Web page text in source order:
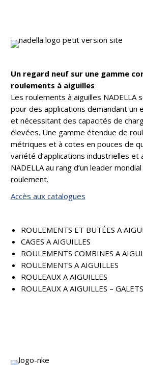
Un regard neuf sur une gamme
roulements à aiguilles
Les roulements à aiguilles NADELLA
pour des applications demandant un
et nécessitant des capacités de
élevées. Une gamme étendue de
métriques et à cotes en pouces de
variété d’applications industrielles
NADELLA au rang d’un leader
roulement.
Accès aux catalogues
ROULEMENTS ET BUTÉES A
CAGES A AIGUILLES
ROULEMENTS COMBINES A
ROULEMENTS A AIGUILLES
ROULEAUX A AIGUILLES
ROULEAUX A AIGUILLES – GALETS